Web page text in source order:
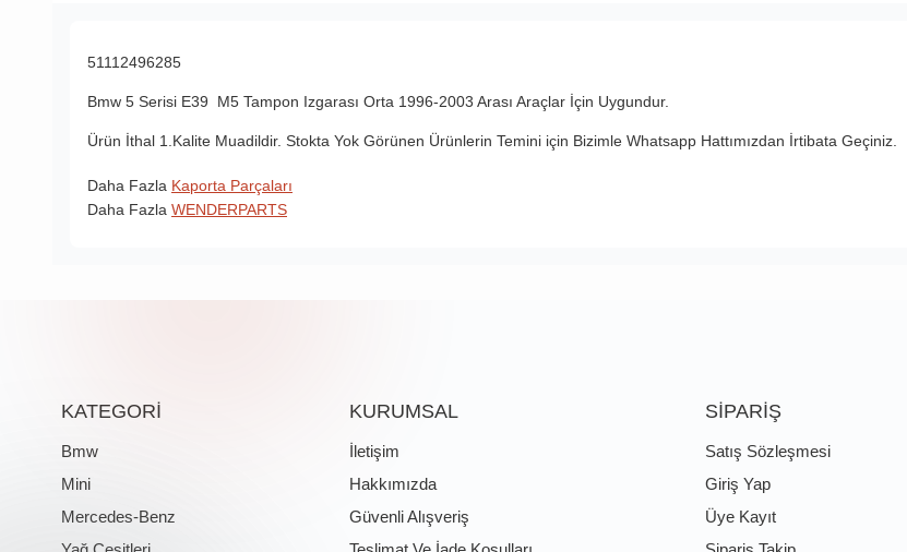
51112496285
Bmw 5 Serisi E39 M5 Tampon Izgarası Orta 1996-2003 Arası Araçlar İçin Uygundur.
Ürün İthal 1.Kalite Muadildir. Stokta Yok Görünen Ürünlerin Temini için Bizimle Whatsapp Hattımızdan İrtibata Geçiniz.
Daha Fazla Kaporta Parçaları
Daha Fazla WENDERPARTS
KATEGORİ
Bmw
Mini
Mercedes-Benz
KURUMSAL
İletişim
Hakkımızda
Güvenli Alışveriş
SİPARİŞ
Satış Sözleşmesi
Giriş Yap
Üye Kayıt